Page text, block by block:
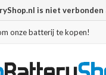
is niet
onze batterij te kopen!